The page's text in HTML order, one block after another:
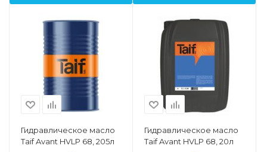
Гидравлическое масло
Taif Avant HVLP 68, 205л
Гидравлическое масло
Taif Avant HVLP 68, 20л